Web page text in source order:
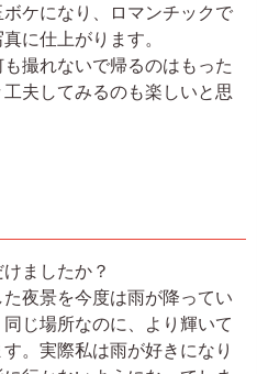
ケになり、ロマンチックで
に仕上がります。
撮れないで帰るのはもった
夫してみるのも楽しいと思
ましたか？
夜景を今度は雨が降ってい
じ場所なのに、より輝いて
。実際私は雨が好きになり